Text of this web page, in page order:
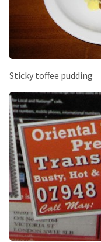
Sticky toffee pudding